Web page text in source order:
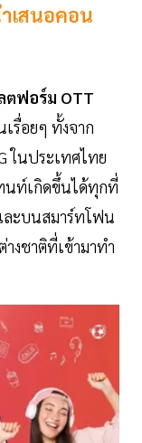
เสนอคอน
ตฟอร์ม OTT
รื่อยๆ ทั้งจาก
ในประเทศไทย
นท์เกิดขึ้นได้ทุกที่
ะบนสมาร์ทโฟน
งชาติที่เข้ามาทำ